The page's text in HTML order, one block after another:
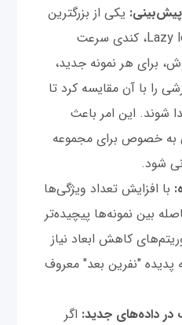
یکی از بزرگترین
مشکلات یادگیری Lazy learning، کندی سرعت
برای هر نمونه جدید،
را با آن مقایسه کرد تا
شوند. این امر باعث
به خصوص برای مجموعه
شود.
با افزایش تعداد ویژگی‌ها
بین نمونه‌ها پیچیده‌تر
کاهش ابعاد نیاز
پدیده "نفرین بعد" معروف
داده‌های جدید: اگر